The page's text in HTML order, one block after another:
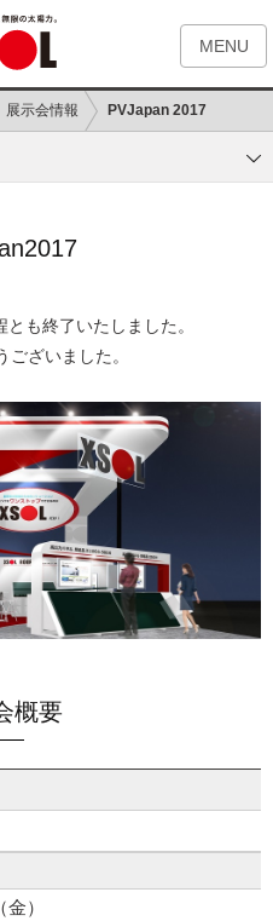
MENU
展示会情報 PVJapan 2017
も終了いたしました。
ございました。
概要
）